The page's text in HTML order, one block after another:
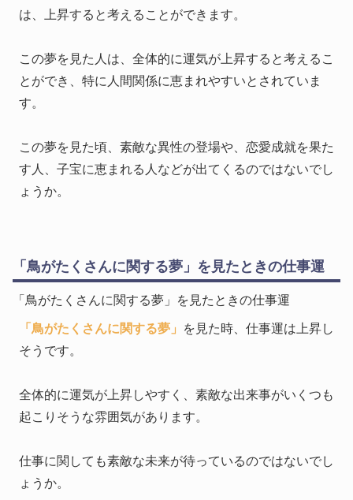
は、上昇すると考えることができます。
この夢を見た人は、全体的に運気が上昇すると考えるこ
とができ、特に人間関係に恵まれやすいとされていま
す。
この夢を見た頃、素敵な異性の登場や、恋愛成就を果た
す人、子宝に恵まれる人などが出てくるのではないでし
ょうか。
「鳥がたくさんに関する夢」を見たときの仕事運
「鳥がたくさんに関する夢」を見たときの仕事運
「鳥がたくさんに関する夢」
を見た時、仕事運は上昇し
そうです。
全体的に運気が上昇しやすく、素敵な出来事がいくつも
起こりそうな雰囲気があります。
仕事に関しても素敵な未来が待っているのではないでし
ょうか。